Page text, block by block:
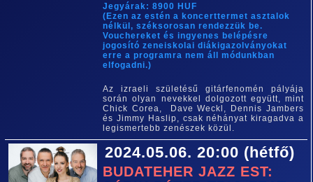
Jegyárak: 8900 HUF
(Ezen az estén a koncerttermet asztalok
nélkül, széksorosan rendezzük be.
Vouchereket és ingyenes belépésre
jogosító zeneiskolai diákigazolványokat
erre a programra nem áll módunkban
elfogadni.)
Az izraeli születésű gitárfenomén pályája
során olyan nevekkel dolgozott együtt, mint
Chick Corea, Dave Weckl, Dennis Jambers
és Jimmy Haslip, csak néhányat kiragadva a
legismertebb zenészek közül.
2024.05.06. 20:00 (hétfő)
BUDATEHER JAZZ EST: